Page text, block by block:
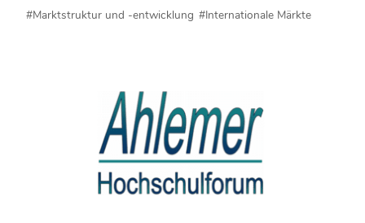
#Marktstruktur und -entwicklung #Internationale Märkte